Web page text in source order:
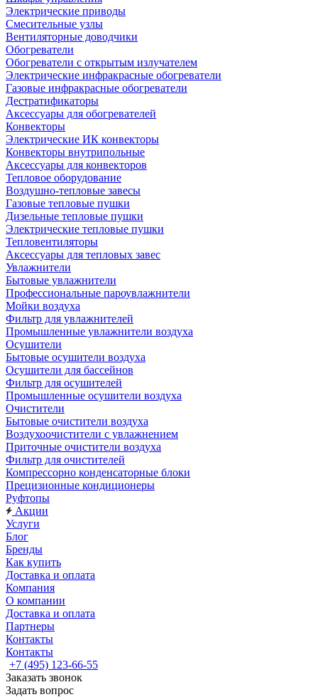
Электрические приводы
Смесительные узлы
Вентиляторные доводчики
Обогреватели
Обогреватели с открытым излучателем
Электрические инфракрасные обогреватели
Газовые инфракрасные обогреватели
Дестратификаторы
Аксессуары для обогревателей
Конвекторы
Электрические ИК конвекторы
Конвекторы внутрипольные
Аксессуары для конвекторов
Тепловое оборудование
Воздушно-тепловые завесы
Газовые тепловые пушки
Дизельные тепловые пушки
Электрические тепловые пушки
Тепловентиляторы
Аксессуары для тепловых завес
Увлажнители
Бытовые увлажнители
Профессиональные пароувлажнители
Мойки воздуха
Фильтр для увлажнителей
Промышленные увлажнители воздуха
Осушители
Бытовые осушители воздуха
Осушители для бассейнов
Фильтр для осушителей
Промышленные осушители воздуха
Очистители
Бытовые очистители воздуха
Воздухоочистители с увлажнением
Приточные очистители воздуха
Фильтр для очистителей
Компрессорно конденсаторные блоки
Прецизионные кондиционеры
Руфтопы
Акции
Услуги
Блог
Бренды
Как купить
Доставка и оплата
Компания
О компании
Доставка и оплата
Партнеры
Контакты
Контакты
+7 (495) 123-66-55
Заказать звонок
Задать вопрос